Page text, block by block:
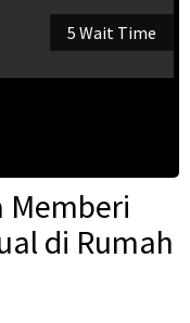
5 Wait Time
Memberi
di Rumah